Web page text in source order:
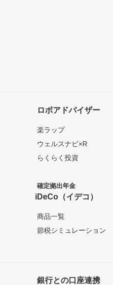
ロボアドバイザー
楽ラップ
ウェルスナビ×R
らくらく投資
確定拠出年金
iDeCo（イデコ）
商品一覧
節税シミュレーション
銀行との口座連携